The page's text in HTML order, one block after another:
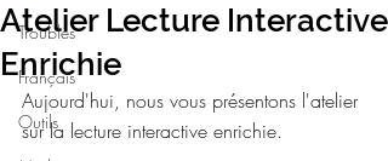
Troubles
Français
Outils
Atelier Lecture Interactive
Enrichie
Aujourd'hui, nous vous présentons l'atelier
sur la lecture interactive enrichie.